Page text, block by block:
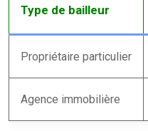
Type de bailleur
Propriétaire particulier
Agence immobilière